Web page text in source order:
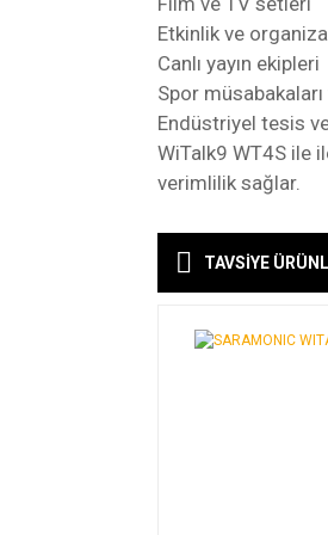
Etkinlik ve
Canlı yayın ekipleri
Spor
Endüstriyel tesis
WiTalk9 WT4S ile
verimlilik sağlar.
Saramonic
İletişim Türü
Kargoya Veriliş
Ürünlerimizin
Kargo Ücreti
TAVSİYE